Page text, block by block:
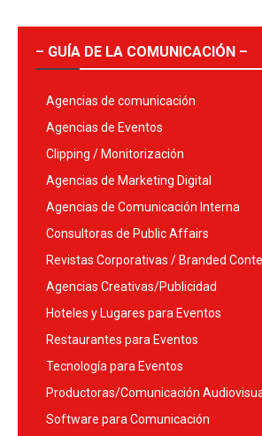
– GUÍA DE LA COMUNICACIÓN –
Agencias de comunicación
Agencias de Eventos
Clipping / Monitorización
Agencias de Marketing Digital
Agencias de Comunicación Interna
Consultoras de Public Affairs
Revistas Corporativas / Branded
Agencias Creativas/Publicidad
Hoteles y Lugares para Eventos
Restaurantes para Eventos
Tecnología para Eventos
Productoras/Comunicación
Software para Comunicación